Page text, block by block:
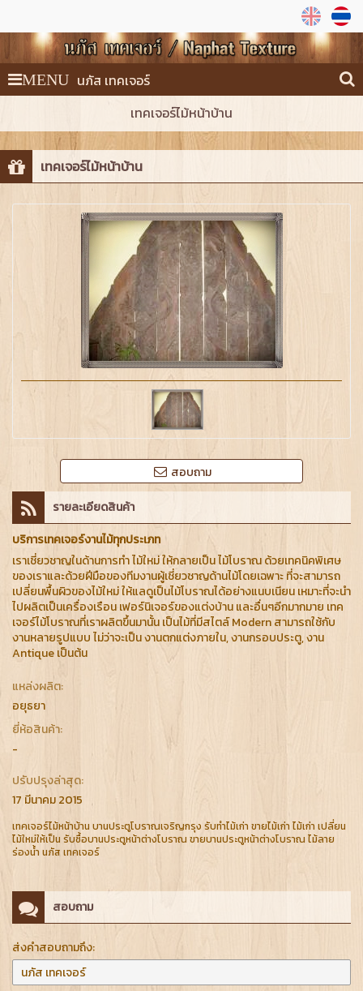
MENU นภัส เทคเจอร์
เทคเจอร์ไม้หน้าบ้าน
เทคเจอร์ไม้หน้าบ้าน
สอบถาม
รายละเอียดสินค้า
บริการเทคเจอร์งานไม้ทุกประเภท
เราเชี่ยวชาญในด้านการทำ ไม้ใหม่ ให้กลายเป็น ไม้โบราณ ด้วยเทคนิคพิเศษ
ของเราและด้วยฝีมือของทีมงานผู้เชี่ยวชาญด้านไม้โดยเฉพาะ ที่จะสามารถ
เปลี่ยนพื้นผิวของไม้ใหม่ ให้แลดูเป็นไม้โบราณได้อย่างแนบเนียน เหมาะที่จะนำ
ไปผลิตเป็นเครื่องเรือน เฟอร์นิเจอร์ของแต่งบ้าน และอื่นๆอีกมากมาย เทค
เจอร์ไม้โบราณที่เราผลิตขึ้นมานั้น เป็นไม้ที่มีสไตล์ Modern สามารถใช้กับ
งานหลายรูปแบบ ไม่ว่าจะเป็น งานตกแต่งภายใน, งานกรอบประตู, งาน
Antique เป็นต้น
แหล่งผลิต:
อยุธยา
ยี่ห้อสินค้า:
-
ปรับปรุงล่าสุด:
17 มีนาคม 2015
เทคเจอร์ไม้หน้าบ้าน บานประตูโบราณเจริญกรุง รับทำไม้เก่า ขายไม้เก่า ไม้เก่า เปลี่ยน
ไม้ใหม่ให้เป็น รับซื้อบานประตูหน้าต่างโบราณ ขายบานประตูหน้าต่างโบราณ ไม้ลาย
ร่องน้ำ นภัส เทคเจอร์
สอบถาม
ส่งคำสอบถามถึง: